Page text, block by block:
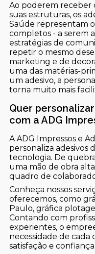
Ao poderem receber
suas estruturas, os
Saúde representam
completos - a serem
estratégias de
repetir o mesmo
marketing e de
uma das matérias-
um adesivo, a
torna muito mais
Quer
com a ADG
A ADG Impressos e
personaliza adesivos
tecnologia. De
uma mão de obra
quadro de
Conheça nossos
oferecemos, como
Paulo, gráfica
Contando com
experientes, o
necessidade de cada
satisfação e confiança.